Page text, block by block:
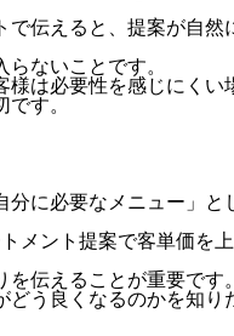
伝えると、提案が自然
ないことです。
は必要性を感じにくい
す。
に必要なメニュー」と
メント提案で客単価を
伝えることが重要です。
う良くなるのかを知り